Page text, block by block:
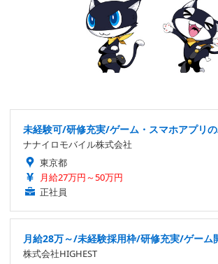
未経験可/研修充実/ゲーム・スマホアプリ
ナナイロモバイル株式会社
東京都
月給27万円～50万円
正社員
月給28万～/未経験採用枠/研修充実/ゲーム
株式会社HIGHEST